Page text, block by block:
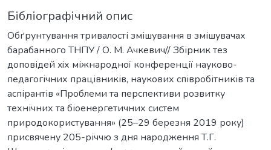
Бібліографічний опис
Обґрунтування тривалості змішування в змішувачах
барабанного ТНПУ / О. М. Ачкевич// Збірник тез
доповідей xiх міжнародної конференції науково-
педагогічних працівників, наукових співробітників та
аспірантів «Проблеми та перспективи розвитку
технічних та біоенергетичних систем
природокористування» (25–29 березня 2019 року)
присвячену 205-річчю з дня народження Т.Г.